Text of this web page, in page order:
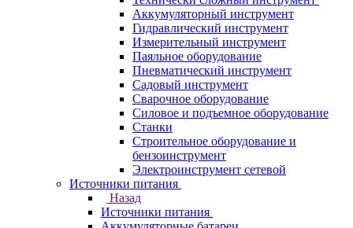
Аккумуляторный инструмент
Гидравлический инструмент
Измерительный инструмент
Паяльное оборудование
Пневматический инструмент
Садовый инструмент
Сварочное оборудование
Силовое и подъемное оборудование
Станки
Строительное оборудование и
бензоинструмент
Электроинструмент сетевой
Источники питания
Назад
Источники питания